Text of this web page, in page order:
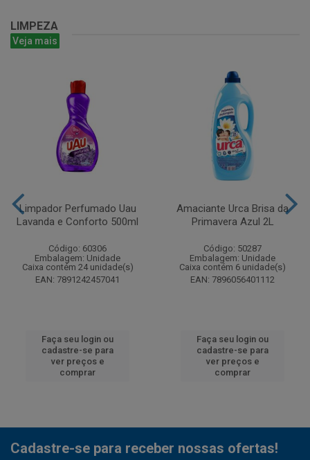
LIMPEZA
Veja mais
Limpador Perfumado Uau
Lavanda e Conforto 500ml
Código: 60306
Embalagem: Unidade
Caixa contém 24 unidade(s)
EAN: 7891242457041
Faça seu login ou
cadastre-se para
ver preços e
comprar
Amaciante Urca Brisa da
Primavera Azul 2L
Código: 50287
Embalagem: Unidade
Caixa contém 6 unidade(s)
EAN: 7896056401112
Faça seu login ou
cadastre-se para
ver preços e
comprar
Cadastre-se para receber nossas ofertas!